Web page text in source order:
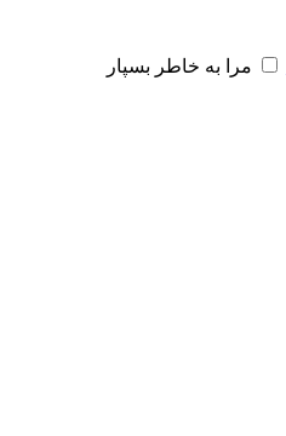
مرا به خاطر بسپار